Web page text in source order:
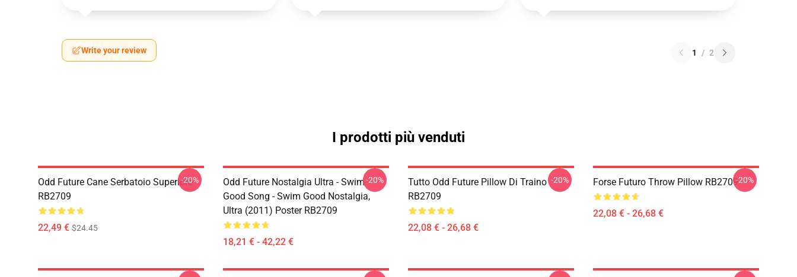
Write your review 1 / 2
I prodotti più venduti
Odd Future Cane Serbatoio Superiore
RB2709
22,49 € $24.45
-20%
Odd Future Nostalgia Ultra - Swim
Good Song - Swim Good Nostalgia,
Ultra (2011) Poster RB2709
18,21 € - 42,22 €
-20%
Tutto Odd Future Pillow Di Traino
RB2709
22,08 € - 26,68 €
-20% Forse Futuro Throw Pillow RB2709
22,08 € - 26,68 €
-20%